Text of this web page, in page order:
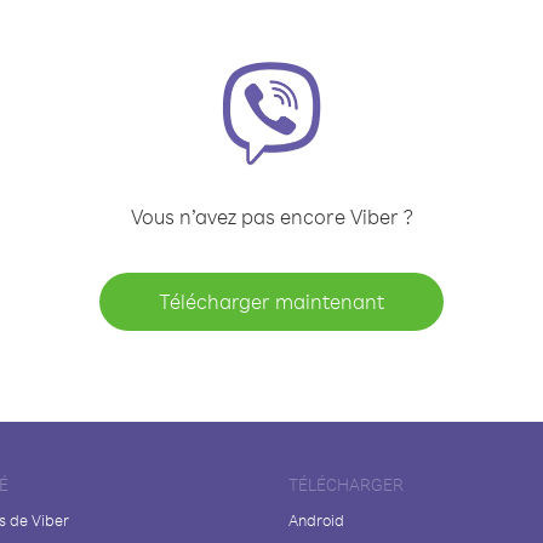
Vous n’avez pas encore Viber ?
Télécharger maintenant
de Viber
TÉLÉCHARGER
Android